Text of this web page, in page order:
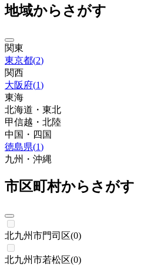
地域からさがす
関東
東京都(2)
関西
大阪府(1)
東海
北海道・東北
甲信越・北陸
中国・四国
徳島県(1)
九州・沖縄
市区町村からさがす
北九州市門司区(0)
北九州市若松区(0)